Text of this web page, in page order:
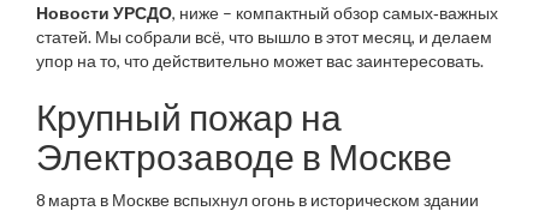
Новости УРСДО, ниже – компактный обзор самых‑важных
статей. Мы собрали всё, что вышло в этот месяц, и делаем
упор на то, что действительно может вас заинтересовать.
Крупный пожар на
Электрозаводе в Москве
8 марта в Москве вспыхнул огонь в историческом здании